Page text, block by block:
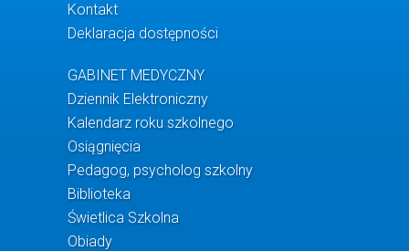
Kontakt
Deklaracja dostępności
GABINET MEDYCZNY
Dziennik Elektroniczny
Kalendarz roku szkolnego
Osiągnięcia
Pedagog, psycholog szkolny
Biblioteka
Świetlica Szkolna
Obiady